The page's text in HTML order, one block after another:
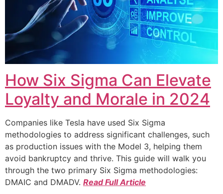
How Six Sigma Can Elevate
Loyalty and Morale in 2024
Companies like Tesla have used Six Sigma
methodologies to address significant challenges, such
as production issues with the Model 3, helping them
avoid bankruptcy and thrive. This guide will walk you
through the two primary Six Sigma methodologies:
DMAIC and DMADV. Read Full Article